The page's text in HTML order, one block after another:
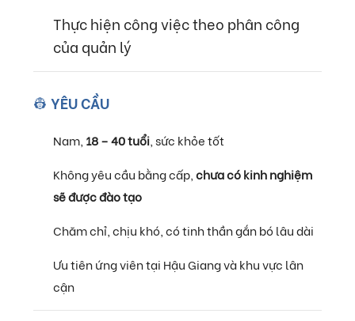
Thực hiện công việc theo phân công
của quản lý
👷 YÊU CẦU
Nam, 18 – 40 tuổi , sức khỏe tốt
Không yêu cầu bằng cấp, chưa có kinh nghiệm
sẽ được đào tạo
Chăm chỉ, chịu khó, có tinh thần gắn bó lâu dài
Ưu tiên ứng viên tại Hậu Giang và khu vực lân
cận